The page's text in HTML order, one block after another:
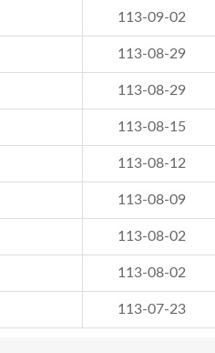
113-09-02
113-08-29
113-08-29
113-08-15
113-08-12
113-08-09
113-08-02
113-08-02
113-07-23